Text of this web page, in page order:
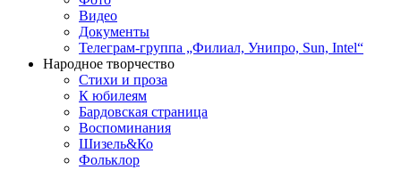
Видео
Документы
Телеграм-группа „Филиал, Унипро, Sun, Intel“
Народное творчество
Стихи и проза
К юбилеям
Бардовская страница
Воспоминания
Шизель&Ко
Фольклор